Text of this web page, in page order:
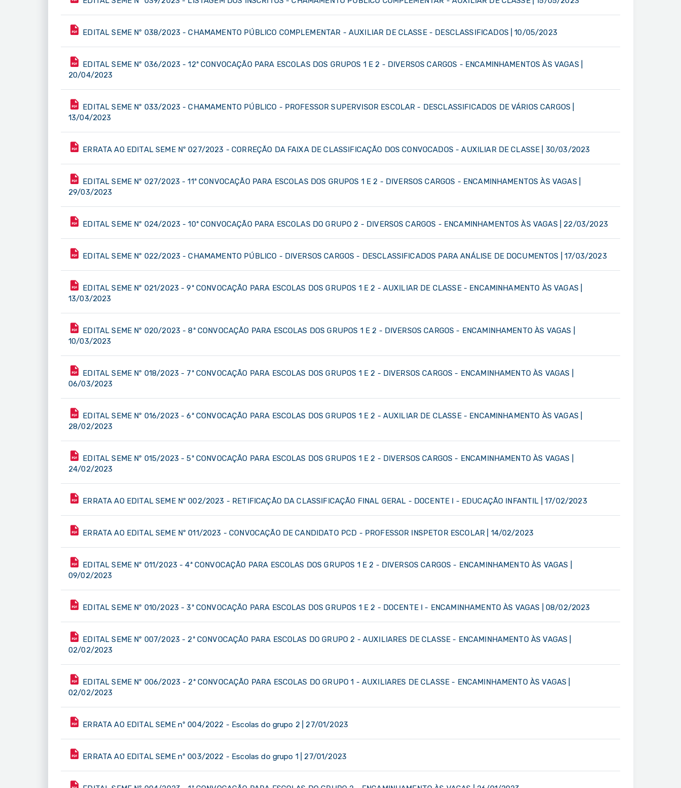
EDITAL SEME Nº 038/2023 - CHAMAMENTO PÚBLICO COMPLEMENTAR - AUXILIAR DE CLASSE - DESCLASSIFICADOS | 10/05/2023
EDITAL SEME Nº 036/2023 - 12ª CONVOCAÇÃO PARA ESCOLAS DOS GRUPOS 1 E 2 - DIVERSOS CARGOS - ENCAMINHAMENTOS ÀS VAGAS |
20/04/2023
EDITAL SEME Nº 033/2023 - CHAMAMENTO PÚBLICO - PROFESSOR SUPERVISOR ESCOLAR - DESCLASSIFICADOS DE VÁRIOS CARGOS |
13/04/2023
ERRATA AO EDITAL SEME Nº 027/2023 - CORREÇÃO DA FAIXA DE CLASSIFICAÇÃO DOS CONVOCADOS - AUXILIAR DE CLASSE | 30/03/2023
EDITAL SEME Nº 027/2023 - 11ª CONVOCAÇÃO PARA ESCOLAS DOS GRUPOS 1 E 2 - DIVERSOS CARGOS - ENCAMINHAMENTOS ÀS VAGAS |
29/03/2023
EDITAL SEME Nº 024/2023 - 10ª CONVOCAÇÃO PARA ESCOLAS DO GRUPO 2 - DIVERSOS CARGOS - ENCAMINHAMENTOS ÀS VAGAS | 22/03/2023
EDITAL SEME Nº 022/2023 - CHAMAMENTO PÚBLICO - DIVERSOS CARGOS - DESCLASSIFICADOS PARA ANÁLISE DE DOCUMENTOS | 17/03/2023
EDITAL SEME Nº 021/2023 - 9ª CONVOCAÇÃO PARA ESCOLAS DOS GRUPOS 1 E 2 - AUXILIAR DE CLASSE - ENCAMINHAMENTO ÀS VAGAS |
13/03/2023
EDITAL SEME Nº 020/2023 - 8ª CONVOCAÇÃO PARA ESCOLAS DOS GRUPOS 1 E 2 - DIVERSOS CARGOS - ENCAMINHAMENTO ÀS VAGAS |
10/03/2023
EDITAL SEME Nº 018/2023 - 7ª CONVOCAÇÃO PARA ESCOLAS DOS GRUPOS 1 E 2 - DIVERSOS CARGOS - ENCAMINHAMENTO ÀS VAGAS |
06/03/2023
EDITAL SEME Nº 016/2023 - 6ª CONVOCAÇÃO PARA ESCOLAS DOS GRUPOS 1 E 2 - AUXILIAR DE CLASSE - ENCAMINHAMENTO ÀS VAGAS |
28/02/2023
EDITAL SEME Nº 015/2023 - 5ª CONVOCAÇÃO PARA ESCOLAS DOS GRUPOS 1 E 2 - DIVERSOS CARGOS - ENCAMINHAMENTO ÀS VAGAS |
24/02/2023
ERRATA AO EDITAL SEME Nº 002/2023 - RETIFICAÇÃO DA CLASSIFICAÇÃO FINAL GERAL - DOCENTE I - EDUCAÇÃO INFANTIL | 17/02/2023
ERRATA AO EDITAL SEME Nº 011/2023 - CONVOCAÇÃO DE CANDIDATO PCD - PROFESSOR INSPETOR ESCOLAR | 14/02/2023
EDITAL SEME Nº 011/2023 - 4ª CONVOCAÇÃO PARA ESCOLAS DOS GRUPOS 1 E 2 - DIVERSOS CARGOS - ENCAMINHAMENTO ÀS VAGAS |
09/02/2023
EDITAL SEME Nº 010/2023 - 3ª CONVOCAÇÃO PARA ESCOLAS DOS GRUPOS 1 E 2 - DOCENTE I - ENCAMINHAMENTO ÀS VAGAS | 08/02/2023
EDITAL SEME Nº 007/2023 - 2ª CONVOCAÇÃO PARA ESCOLAS DO GRUPO 2 - AUXILIARES DE CLASSE - ENCAMINHAMENTO ÀS VAGAS |
02/02/2023
EDITAL SEME Nº 006/2023 - 2ª CONVOCAÇÃO PARA ESCOLAS DO GRUPO 1 - AUXILIARES DE CLASSE - ENCAMINHAMENTO ÀS VAGAS |
02/02/2023
ERRATA AO EDITAL SEME nº 004/2022 - Escolas do grupo 2 | 27/01/2023
ERRATA AO EDITAL SEME nº 003/2022 - Escolas do grupo 1 | 27/01/2023